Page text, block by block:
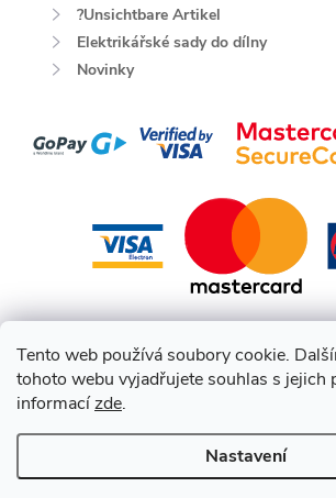
Tento web používá soubory cookie.
tohoto webu vyjadřujete souhlas s jejich
informacízde.
Nastavení
?Unsichtbare Artikel
Elektrikářské sady do dílny
Novinky